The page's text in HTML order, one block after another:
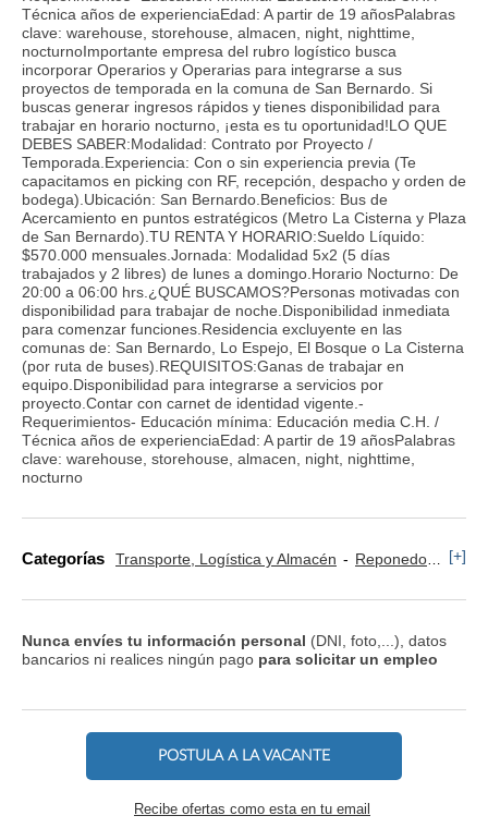
Técnica años de experienciaEdad: A partir de 19 añosPalabras
clave: warehouse, storehouse, almacen, night, nighttime,
nocturnoImportante empresa del rubro logístico busca
incorporar Operarios y Operarias para integrarse a sus
proyectos de temporada en la comuna de San Bernardo. Si
buscas generar ingresos rápidos y tienes disponibilidad para
trabajar en horario nocturno, ¡esta es tu oportunidad!LO QUE
DEBES SABER:Modalidad: Contrato por Proyecto /
Temporada.Experiencia: Con o sin experiencia previa (Te
capacitamos en picking con RF, recepción, despacho y orden de
bodega).Ubicación: San Bernardo.Beneficios: Bus de
Acercamiento en puntos estratégicos (Metro La Cisterna y Plaza
de San Bernardo).TU RENTA Y HORARIO:Sueldo Líquido:
$570.000 mensuales.Jornada: Modalidad 5x2 (5 días
trabajados y 2 libres) de lunes a domingo.Horario Nocturno: De
20:00 a 06:00 hrs.¿QUÉ BUSCAMOS?Personas motivadas con
disponibilidad para trabajar de noche.Disponibilidad inmediata
para comenzar funciones.Residencia excluyente en las
comunas de: San Bernardo, Lo Espejo, El Bosque o La Cisterna
(por ruta de buses).REQUISITOS:Ganas de trabajar en
equipo.Disponibilidad para integrarse a servicios por
proyecto.Contar con carnet de identidad vigente.-
Requerimientos- Educación mínima: Educación media C.H. /
Técnica años de experienciaEdad: A partir de 19 añosPalabras
clave: warehouse, storehouse, almacen, night, nighttime,
nocturno
Categorías Transporte, Logística y Almacén Reponedor y Cajero [+]
Nunca envíes tu información personal (DNI, foto,...), datos
bancarios ni realices ningún pago para solicitar un empleo
POSTULA A LA VACANTE
Recibe ofertas como esta en tu email